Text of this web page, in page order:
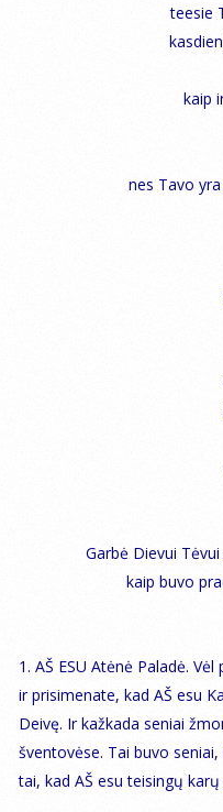
teesie
kaip
nes Tavo
Garbė Dievui
kaip buvo
1. AŠ ESU Atėnė Paladė.
ir prisimenate, kad AŠ esu
Deivę. Ir kažkada seniai
šventovėse. Tai buvo
tai, kad AŠ esu teisingų